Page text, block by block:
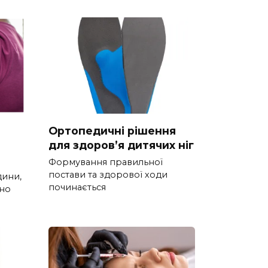
Ортопедичні рішення
для здоров’я дитячих ніг
Формування правильної
постави та здорової ходи
починається